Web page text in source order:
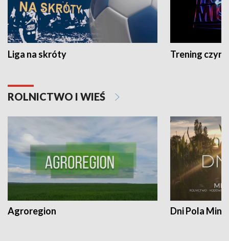
Liga na skróty Trening czyni
ROLNICTWO I WIEŚ
Agroregion Dni Pola